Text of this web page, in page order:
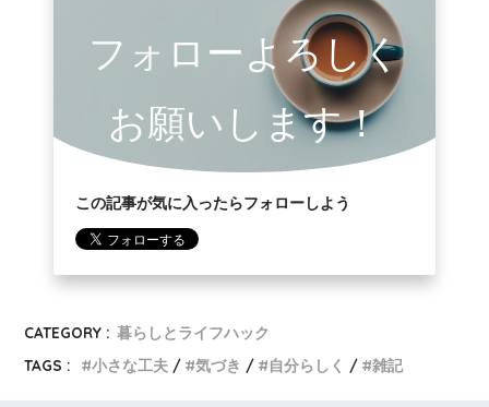
フォローよろしく
お願いします！
この記事が気に入ったらフォローしよう
CATEGORY : 暮らしとライフハック
TAGS :
小さな工夫 気づき 自分らしく 雑記